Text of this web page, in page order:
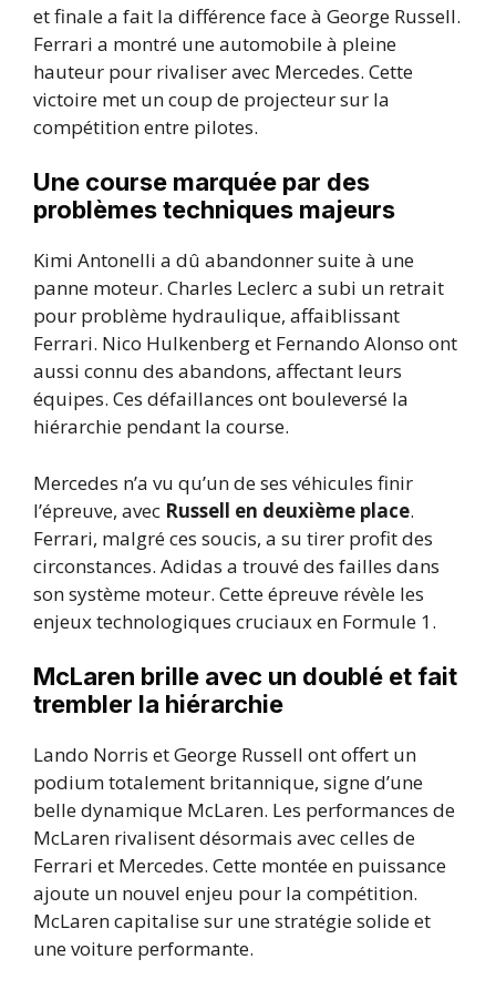
et finale a fait la différence face à George Russell.
Ferrari a montré une automobile à pleine
hauteur pour rivaliser avec Mercedes. Cette
victoire met un coup de projecteur sur la
compétition entre pilotes.
Une course marquée par des
problèmes techniques majeurs
Kimi Antonelli a dû abandonner suite à une
panne moteur. Charles Leclerc a subi un retrait
pour problème hydraulique, affaiblissant
Ferrari. Nico Hulkenberg et Fernando Alonso ont
aussi connu des abandons, affectant leurs
équipes. Ces défaillances ont bouleversé la
hiérarchie pendant la course.
Mercedes n’a vu qu’un de ses véhicules finir
l’épreuve, avec Russell en deuxième place.
Ferrari, malgré ces soucis, a su tirer profit des
circonstances. Adidas a trouvé des failles dans
son système moteur. Cette épreuve révèle les
enjeux technologiques cruciaux en Formule 1.
McLaren brille avec un doublé et fait
trembler la hiérarchie
Lando Norris et George Russell ont offert un
podium totalement britannique, signe d’une
belle dynamique McLaren. Les performances de
McLaren rivalisent désormais avec celles de
Ferrari et Mercedes. Cette montée en puissance
ajoute un nouvel enjeu pour la compétition.
McLaren capitalise sur une stratégie solide et
une voiture performante.